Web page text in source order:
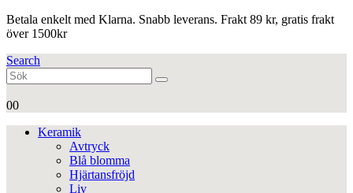
Betala enkelt med Klarna. Snabb leverans. Frakt 89 kr, gratis frakt
över 1500kr
Search
00
Keramik
Avtryck
Blå blomma
Hjärtansfröjd
Liv